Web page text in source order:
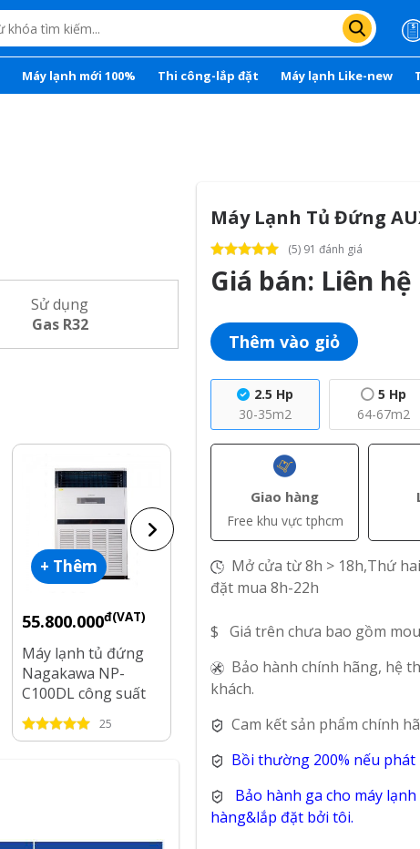
Máy lạnh mới 100% Thi công-lắp đặt Máy lạnh Like-new
Sử dụng
Gas R32
+ Thêm
55.800.000đ(VAT)
Máy lạnh tủ đứng
Nagakawa NP-
C100DL công suất
10HP
25
+ Thêm
52.700.000
Nagakawa 10 Hp
NP-C100R1C24
76
+
Máy Lạnh Tủ Đứng
(5) 91 đánh giá
Giá bán: Liên hệ
Thêm vào giỏ
2.5 Hp
30-35m2
5 Hp
64-67m2
Giao hàng
Free khu vực tphcm
Mở cửa từ 8h > 18h,Thứ
đặt mua 8h-22h
$ Giá trên chưa bao gồm
Bảo hành chính hãng, hệ
khách.
Cam kết sản phẩm chính
Bồi thường 200% nếu
Bảo hành ga cho máy
hàng&lắp đặt bởi tôi.